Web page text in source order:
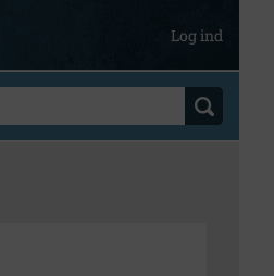
Log ind